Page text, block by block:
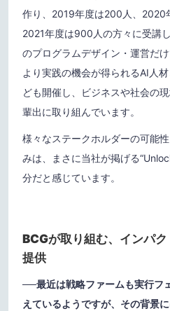
作り、2019年度は200人、2020
2021年度は900人の方々に受講
のプログラムデザイン・運営だ
より実践の機会が得られるAI人
ども開催し、ビジネスや社会の
輩出に取り組んでいます。
様々なステークホルダーの可能
みは、まさに当社が掲げる
分だと感じています。
BCGが取り組む、インパ
提供
──最近は戦略ファームも実行フ
えているようですが、その背景